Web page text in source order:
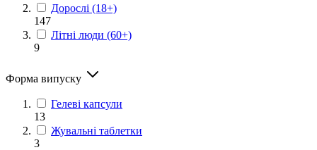
Дорослі (18+)
147
Літні люди (60+)
9
Форма випуску
Гелеві капсули
13
Жувальні таблетки
3